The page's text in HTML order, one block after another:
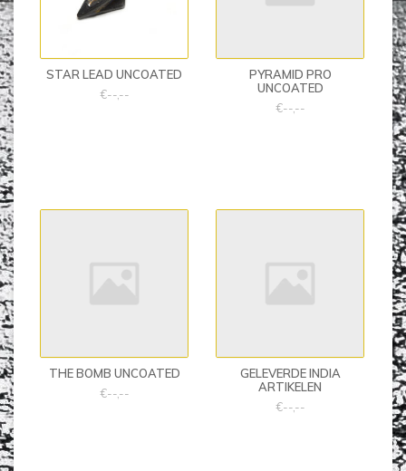
STAR LEAD UNCOATED
€--,--
PYRAMID PRO
UNCOATED
€--,--
THE BOMB UNCOATED
€--,--
GELEVERDE INDIA
ARTIKELEN
€--,--